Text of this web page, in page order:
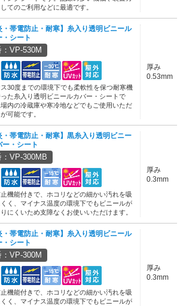
てのご利用などに最適です。
・帯電防止・耐寒】糸入り透明ビニール
・シート
VP-530M
30度までの環境下でも柔軟性を保つ耐寒機
た糸入り透明ビニールカバー・シートで
内の冷蔵庫や寒冷地などでもご使用いただ
可能です。
厚み
0.53mm
・帯電防止・耐寒】黒糸入り透明ビニー
ー・シート
：VP-300MB
機能付きで、ホコリなどの細かい汚れを吸
く、マイナス温度の環境下でもビニールが
にくいため支障なくお使いいただけます。
厚み
0.3mm
・帯電防止・耐寒】糸入り透明ビニール
・シート
VP-300M
機能付きで、ホコリなどの細かい汚れを吸
く、マイナス温度の環境下でもビニールが
厚み
0.3mm